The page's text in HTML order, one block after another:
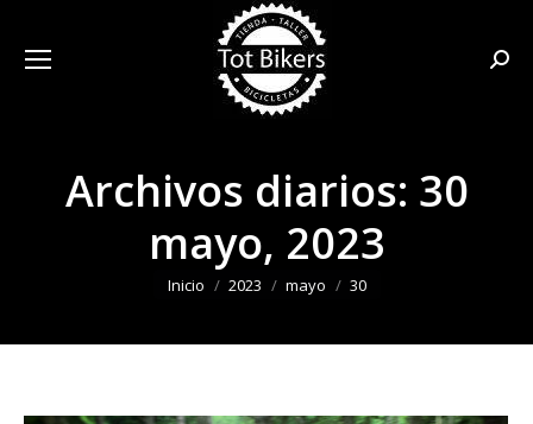
Archivos diarios: 30
mayo, 2023
Estás aquí:
Inicio 2023 mayo 30